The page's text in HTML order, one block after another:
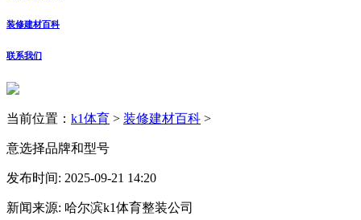
装修建材百科
联系我们
当前位置： k1体育 > 装修建材百科 >
意选择品牌和型号
发布时间: 2025-09-21 14:20
新闻来源: 哈尔滨k1体育整装公司